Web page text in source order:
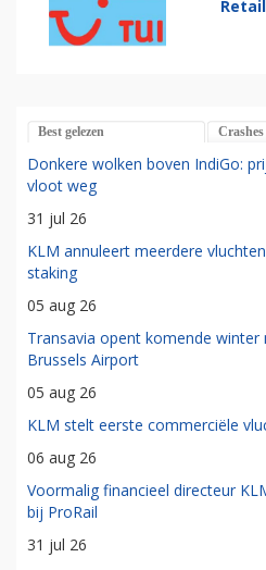
Best gelezen Crashes
Donkere wolken boven IndiGo:
vloot weg
31 jul 26
KLM annuleert meerdere
staking
05 aug 26
Transavia opent komende
Brussels Airport
05 aug 26
KLM stelt eerste commerciële
06 aug 26
Voormalig financieel directeur
bij ProRail
31 jul 26